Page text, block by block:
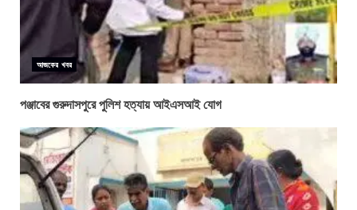
আজকের খবর
পঞ্জাবের গুরুদাসপুরে পুলিশ হত্যায় আইএসআই যোগ